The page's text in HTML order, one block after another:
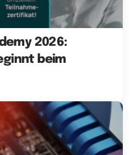
2026:
beim